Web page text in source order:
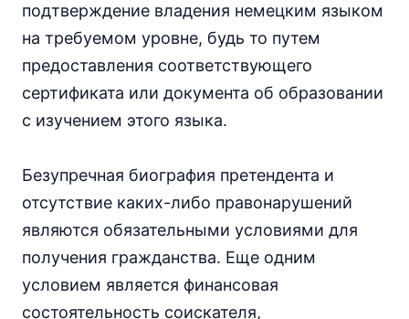
подтверждение владения немецким языком
на требуемом уровне, будь то путем
предоставления соответствующего
сертификата или документа об образовании
с изучением этого языка.
Безупречная биография претендента и
отсутствие каких-либо правонарушений
являются обязательными условиями для
получения гражданства. Еще одним
условием является финансовая
состоятельность соискателя,